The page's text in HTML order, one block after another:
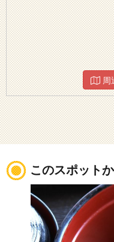
周
このスポット